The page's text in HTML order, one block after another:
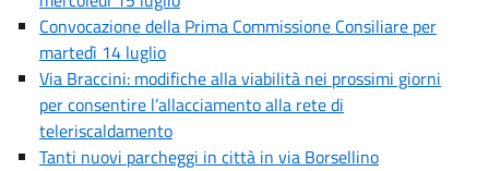
Convocazione della Prima Commissione Consiliare per
martedì 14 luglio
Via Braccini: modifiche alla viabilità nei prossimi giorni
per consentire l’allacciamento alla rete di
teleriscaldamento
Tanti nuovi parcheggi in città in via Borsellino